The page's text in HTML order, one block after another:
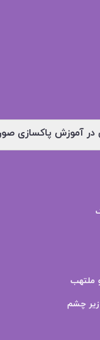
آموزش پاکسازی
ملتهب
چشم